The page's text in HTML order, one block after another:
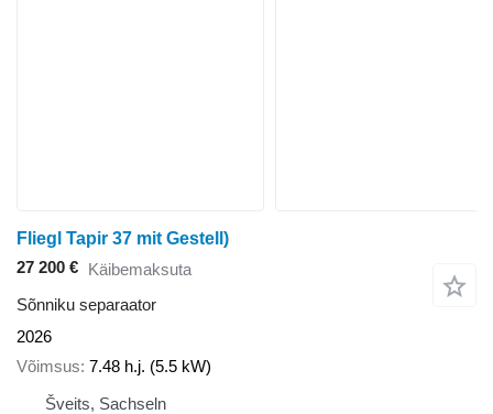
Fliegl Tapir 37 mit Gestell)
27 200 € Käibemaksuta
Sõnniku separaator
2026
Võimsus 7.48 h.j. (5.5 kW)
Šveits, Sachseln